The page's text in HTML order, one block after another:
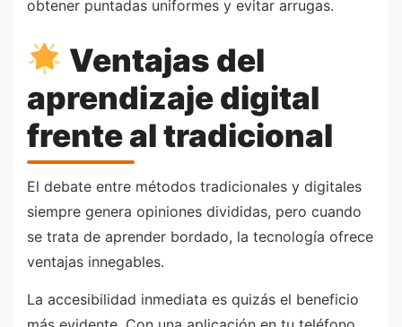
obtener puntadas uniformes y evitar arrugas.
Ventajas del
aprendizaje digital
frente al tradicional
El debate entre métodos tradicionales y digitales
siempre genera opiniones divididas, pero cuando
se trata de aprender bordado, la tecnología ofrece
ventajas innegables.
La accesibilidad inmediata es quizás el beneficio